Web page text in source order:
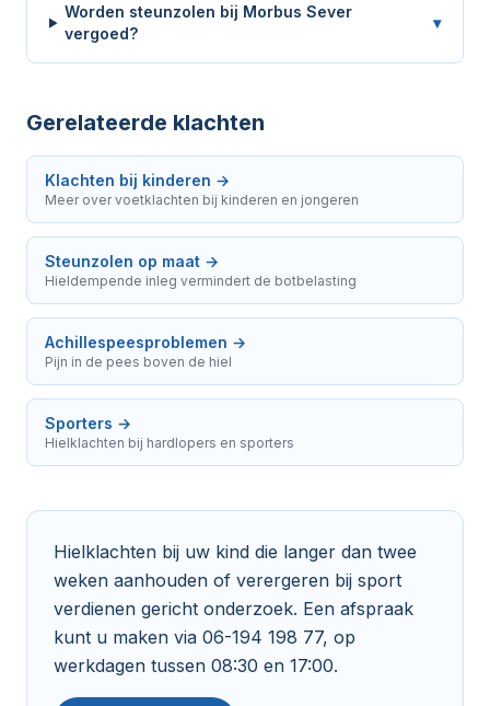
Worden steunzolen bij Morbus Sever
vergoed?
▾
Gerelateerde klachten
Klachten bij kinderen →
Meer over voetklachten bij kinderen en jongeren
Steunzolen op maat →
Hieldempende inleg vermindert de botbelasting
Achillespeesproblemen →
Pijn in de pees boven de hiel
Sporters →
Hielklachten bij hardlopers en sporters
Hielklachten bij uw kind die langer dan twee
weken aanhouden of verergeren bij sport
verdienen gericht onderzoek. Een afspraak
kunt u maken via 06-194 198 77, op
werkdagen tussen 08:30 en 17:00.